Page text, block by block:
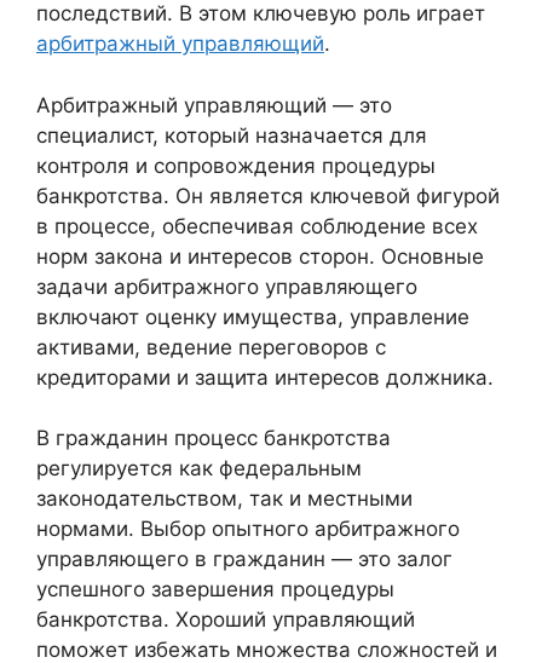
последствий. В этом ключевую роль играет
арбитражный управляющий.
Арбитражный управляющий — это
специалист, который назначается для
контроля и сопровождения процедуры
банкротства. Он является ключевой фигурой
в процессе, обеспечивая соблюдение всех
норм закона и интересов сторон. Основные
задачи арбитражного управляющего
включают оценку имущества, управление
активами, ведение переговоров с
кредиторами и защита интересов должника.
В гражданин процесс банкротства
регулируется как федеральным
законодательством, так и местными
нормами. Выбор опытного арбитражного
управляющего в гражданин — это залог
успешного завершения процедуры
банкротства. Хороший управляющий
поможет избежать множества сложностей и